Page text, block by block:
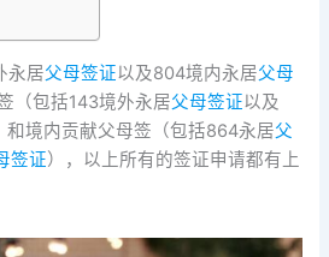
永居父母签证以及804境内永居父母
（包括143境外永居父母签证以及
和境内贡献父母签（包括864永居父
签证），以上所有的签证申请都有上